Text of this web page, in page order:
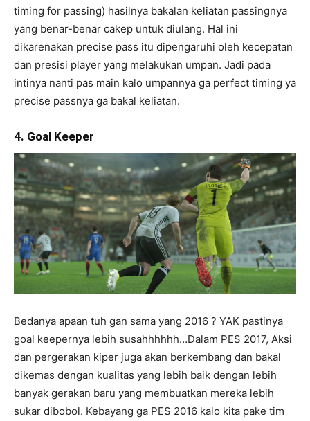
timing for passing) hasilnya bakalan keliatan passingnya
yang benar-benar cakep untuk diulang. Hal ini
dikarenakan precise pass itu dipengaruhi oleh kecepatan
dan presisi player yang melakukan umpan. Jadi pada
intinya nanti pas main kalo umpannya ga perfect timing ya
precise passnya ga bakal keliatan.
4. Goal Keeper
Bedanya apaan tuh gan sama yang 2016 ? YAK pastinya
goal keepernya lebih susahhhhhh…Dalam PES 2017, Aksi
dan pergerakan kiper juga akan berkembang dan bakal
dikemas dengan kualitas yang lebih baik dengan lebih
banyak gerakan baru yang membuatkan mereka lebih
sukar dibobol. Kebayang ga PES 2016 kalo kita pake tim